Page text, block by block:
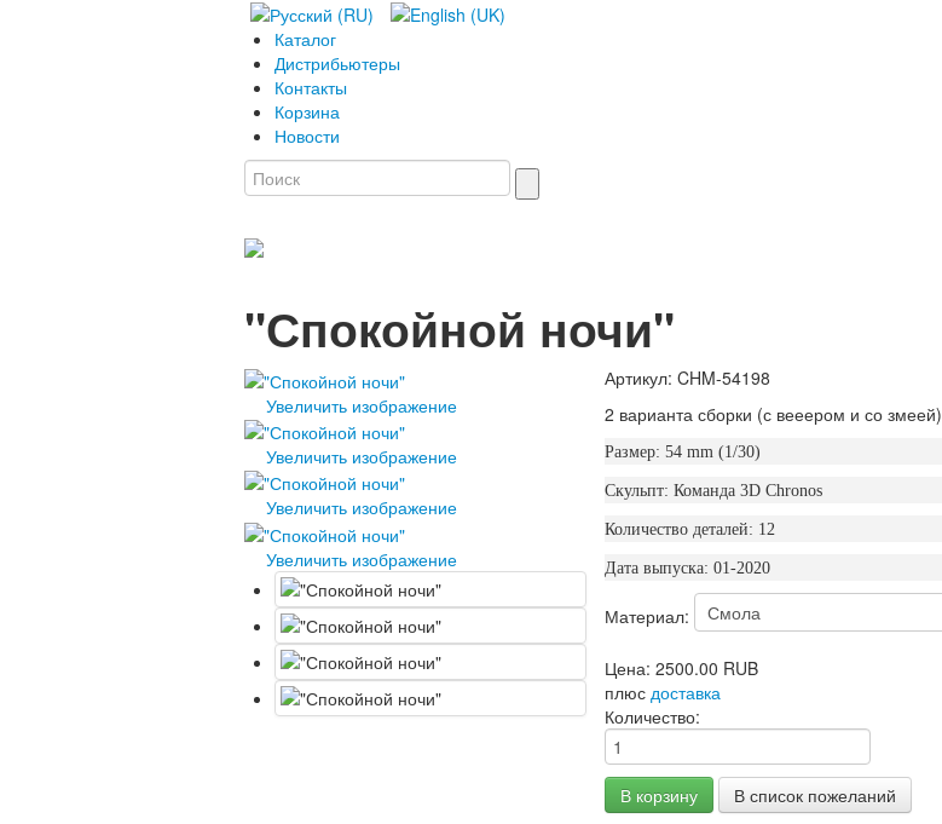
Каталог
Дистрибьютеры
Контакты
Корзина
Новости
"Спокойной ночи"
Увеличить изображение
Увеличить изображение
Увеличить изображение
Увеличить изображение
Артикул: CHM-54198
2 варианта сборки (с вееером и со змеей)
Размер: 54 mm (1/30)
Скульпт: Команда 3D Chronos
Количество деталей: 12
Дата выпуска: 01-2020
Материал:
Цена: 2500.00 RUB
плюс доставка
Количество: